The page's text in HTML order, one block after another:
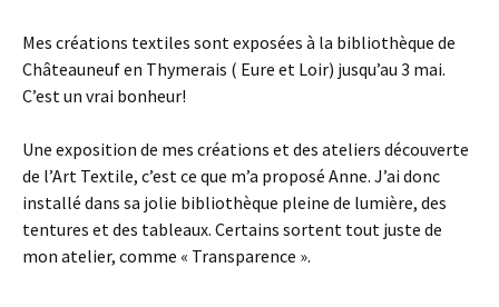
Mes créations textiles sont exposées à la bibliothèque de
Châteauneuf en Thymerais ( Eure et Loir) jusqu’au 3 mai.
C’est un vrai bonheur!
Une exposition de mes créations et des ateliers découverte
de l’Art Textile, c’est ce que m’a proposé Anne. J’ai donc
installé dans sa jolie bibliothèque pleine de lumière, des
tentures et des tableaux. Certains sortent tout juste de
mon atelier, comme « Transparence ».